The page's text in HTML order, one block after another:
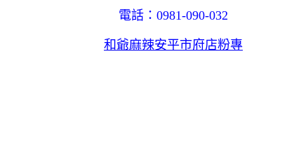
電話：0981-090-032
和爺麻辣安平市府店粉專